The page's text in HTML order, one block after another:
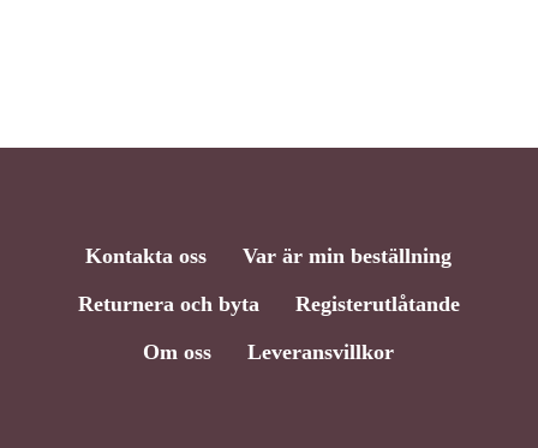
Kontakta oss
Var är min beställning
Returnera och byta
Registerutlåtande
Om oss
Leveransvillkor